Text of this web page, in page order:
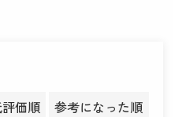
価順 参考になった順